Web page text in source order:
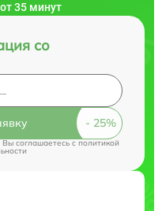
35 минут
со
Вы соглашаетесь cполитикой